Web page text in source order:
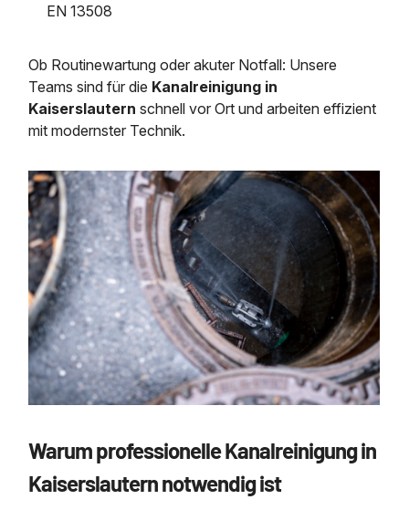
EN 13508
Ob Routinewartung oder akuter Notfall: Unsere
Teams sind für die Kanalreinigung in
Kaiserslautern schnell vor Ort und arbeiten effizient
mit modernster Technik.
Warum professionelle Kanalreinigung in
Kaiserslautern notwendig ist